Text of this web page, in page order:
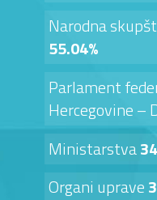
Narodna
55.04%
Parlament
Hercegovine –
Ministarstva
Organi uprave